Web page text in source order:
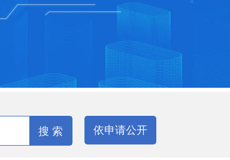
搜 索 依申请公开